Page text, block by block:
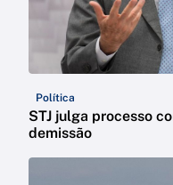
Política
STJ julga processo
demissão